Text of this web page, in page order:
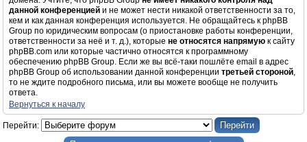
данной конференцией и не может нести никакой ответственности за то,
кем и как данная конференция используется. Не обращайтесь к phpBB
Group по юридическим вопросам (о приостановке работы конференции,
ответственности за неё и т. д.), которые не относятся напрямую к сайту
phpBB.com или которые частично относятся к программному
обеспечению phpBB Group. Если же вы всё-таки пошлёте email в адрес
phpBB Group об использовании данной конференции третьей стороной,
то не ждите подробного письма, или вы можете вообще не получить
ответа.
Вернуться к началу
Перейти: